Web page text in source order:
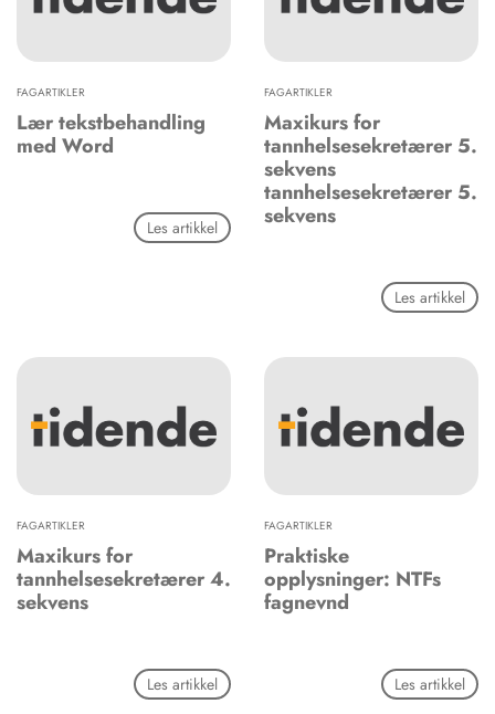
FAGARTIKLER
Lær tekstbehandling
med Word
Les artikkel
FAGARTIKLER
Maxikurs for
tannhelsesekretærer 5.
sekvens
tannhelsesekretærer 5.
sekvens
Les artikkel
FAGARTIKLER
Maxikurs for
tannhelsesekretærer 4.
sekvens
Les artikkel
FAGARTIKLER
Praktiske
opplysninger: NTFs
fagnevnd
Les artikkel